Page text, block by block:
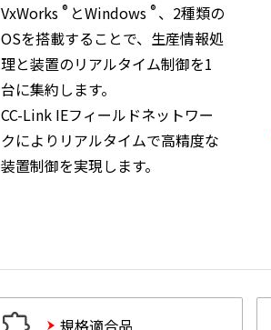
VxWorks ® とWindows ® 、2種類の
OSを搭載することで、生産情報処
理と装置のリアルタイム制御を1
台に集約します。
CC-Link IEフィールドネットワー
クによりリアルタイムで高精度な
装置制御を実現します。